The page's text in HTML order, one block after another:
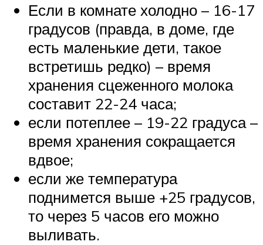
Если в комнате холодно – 16-17
градусов (правда, в доме, где
есть маленькие дети, такое
встретишь редко) – время
хранения сцеженного молока
составит 22-24 часа;
если потеплее – 19-22 градуса –
время хранения сокращается
вдвое;
если же температура
поднимется выше +25 градусов,
то через 5 часов его можно
выливать.